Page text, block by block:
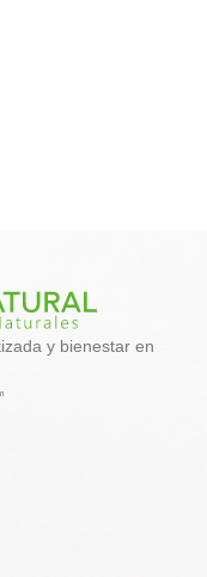
y bienestar en